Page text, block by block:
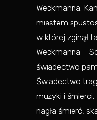
Weckmanna.
miastem
w której zginął
Weckmanna –
świadectwo
Świadectwo
muzyki i
nagła śmierć,